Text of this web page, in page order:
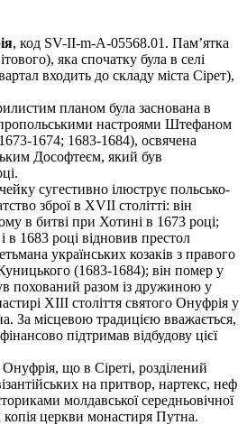
, код SV-II-m-A-05568.01. Пам’ятка
яка спочатку була в селі
входить до складу міста Сірет),
планом була заснована в
настроями Штефаном
1674; 1683-1684), освячена
Дософтеєм, який був
сугестивно ілюструє польсько-
зброї в XVII столітті: він
в битві при Хотині в 1673 році;
в 1683 році відновив престол
українських козаків з правого
(1683-1684); він помер у
похований разом із дружиною у
XIII століття святого Онуфрія у
За місцевою традицією вважається,
підтримав відбудову цієї
що в Сіреті, розділений
на притвор, нартекс, неф
молдавської середньовічної
копія церкви монастиря Путна.